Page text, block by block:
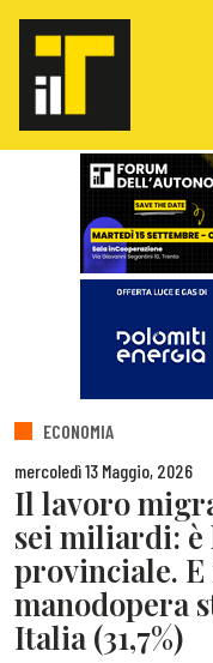
ECONOMIA
mercoledì 13 Maggio, 2026
Il lavoro
sei miliardi: è
provinciale.
manodopera
Italia (31,7%)